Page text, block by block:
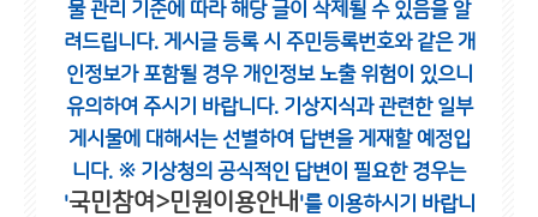
물 관리 기준에 따라 해당 글이 삭제될 수 있음을 알
려드립니다. 게시글 등록 시 주민등록번호와 같은 개
인정보가 포함될 경우 개인정보 노출 위험이 있으니
유의하여 주시기 바랍니다. 기상지식과 관련한 일부
게시물에 대해서는 선별하여 답변을 게재할 예정입
니다. ※ 기상청의 공식적인 답변이 필요한 경우는
'국민참여>민원이용안내 '를 이용하시기 바랍니